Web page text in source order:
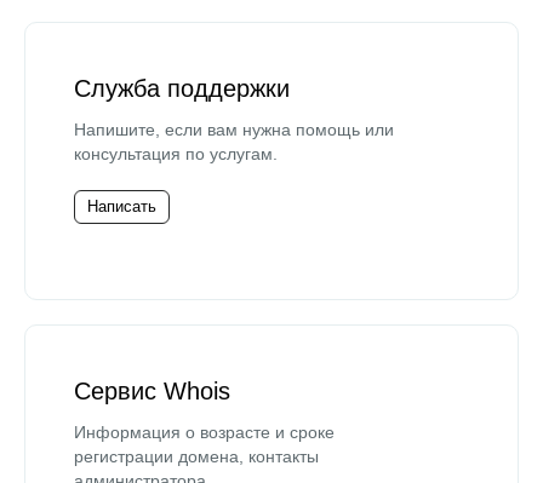
Служба поддержки
Напишите, если вам нужна помощь или
консультация по услугам.
Написать
Сервис Whois
Информация о возрасте и сроке
регистрации домена, контакты